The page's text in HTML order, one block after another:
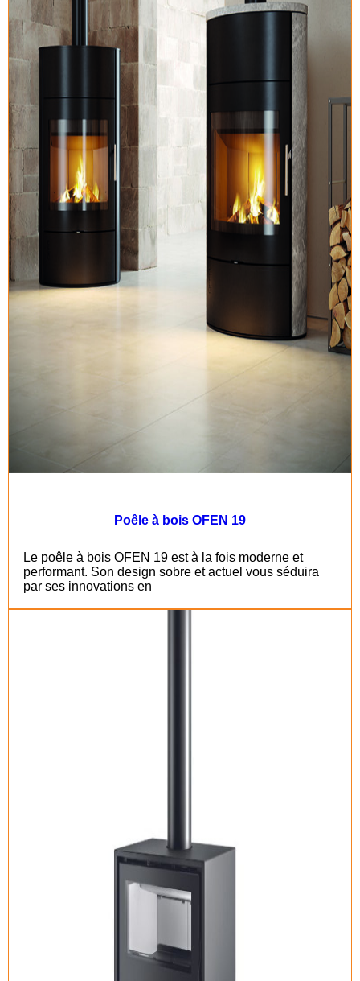
Poêle à bois OFEN 19
Le poêle à bois OFEN 19 est à la fois moderne et
performant. Son design sobre et actuel vous séduira
par ses innovations en